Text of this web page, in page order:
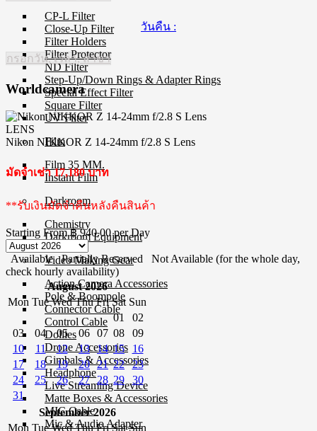
CP-L Filter
Close-Up Filter
Filter Holders
Filter Protector
ND Filter
Step-Up/Down Rings & Adapter Rings
Special Effect Filter
Square Filter
UV Filter
Film
Film 35 MM.
Instant Film
Darkroom
Chemistry
Darkroom Equipment
Video Making Gear
Action Camera Accessories
Pole & Boompole
Connector Cable
Control Cable
Dollies
Drone Accessories
Gimbals & Accessories
Headphone
Live Streaming Device
Matte Boxes & Accessories
MIC Cable
Mic & Audio Adapter
วันคืน :
กรอกวัน, เวลา, สาขา
Worldcamera
LENS
Nikon NIKKOR Z 14-24mm f/2.8 S Lens
มัดจำเช่า 17,180 บาท
**รับเงินมัดจำคืนหลังคืนสินค้า
Starting From ฿ 940.00 per Day
Available Partially Reserved
Not Available (for the whole day,
check hourly availability)
August 2026
Mon Tue Wed Thu Fri Sat Sun
01
02
03
04 05 06 07 08
09
10
11 12 13 14 15
16
17
18 19 20 21 22
23
24
25 26 27 28 29
30
31
September 2026
Mon Tue Wed Thu Fri Sat Sun